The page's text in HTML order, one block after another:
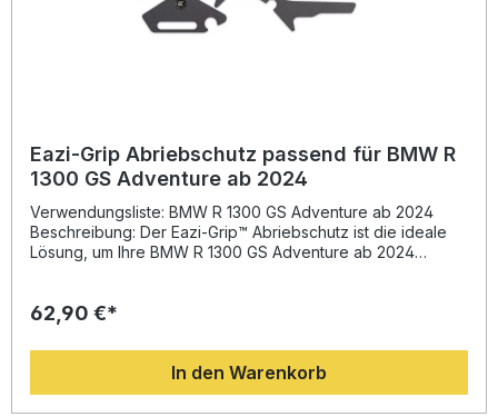
Eazi-Grip Abriebschutz passend für BMW R
1300 GS Adventure ab 2024
Verwendungsliste: BMW R 1300 GS Adventure ab 2024
Beschreibung: Der Eazi-Grip™ Abriebschutz ist die ideale
Lösung, um Ihre BMW R 1300 GS Adventure ab 2024
Passform und schützt empfindliche Bereiche des
beim Auf- und Absteigen. Dank der hochwertigen
abriebfesten Oberfläche bleibt der Lack Ihres Motorrads
dauerhaft in Top-Zustand. Die Montage gestaltet sich
einfach und rückstandsfrei, sodass Sie Ihren Rahmen
62,90 €*
In den Warenkorb